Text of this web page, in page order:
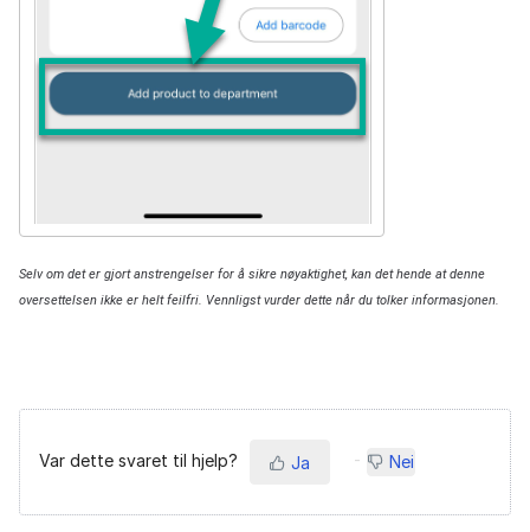
Selv om det er gjort anstrengelser for å sikre nøyaktighet, kan det hende at denne
oversettelsen ikke er helt feilfri. Vennligst vurder dette når du tolker informasjonen.
Var dette svaret til hjelp? Ja Nei